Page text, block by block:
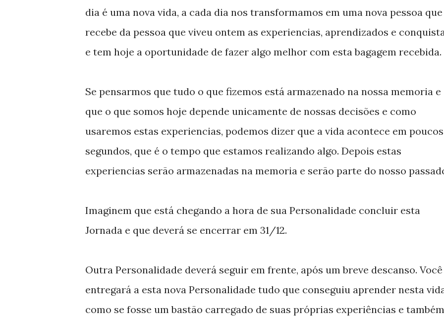
dia é uma nova vida, a cada dia nos transformamos em uma nova pessoa que
recebe da pessoa que viveu ontem as experiencias, aprendizados e
e tem hoje a oportunidade de fazer algo melhor com esta bagagem recebida.
Se pensarmos que tudo o que fizemos está armazenado na nossa memoria e
que o que somos hoje depende unicamente de nossas decisões e como
usaremos estas experiencias, podemos dizer que a vida acontece em poucos
segundos, que é o tempo que estamos realizando algo. Depois estas
experiencias serão armazenadas na memoria e serão parte do nosso
Imaginem que está chegando a hora de sua Personalidade concluir esta
Jornada e que deverá se encerrar em 31/12.
Outra Personalidade deverá seguir em frente, após um breve descanso. Você
entregará a esta nova Personalidade tudo que conseguiu aprender nesta
como se fosse um bastão carregado de suas próprias experiências e também